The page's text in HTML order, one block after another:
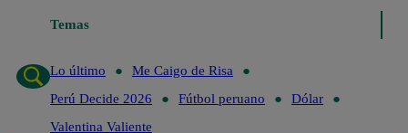
Temas
Lo último
Me Caigo de Risa
Perú Decide 2026
Fútbol peruano
Dólar
Valentina Valiente